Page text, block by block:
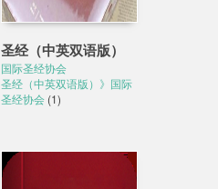
圣经（中英双语版）
国际圣经协会
圣经（中英双语版）》国际
圣经协会 (1)